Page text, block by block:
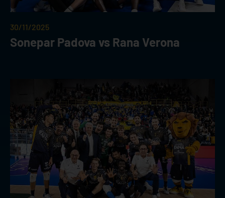
30/11/2025
Sonepar Padova vs Rana Verona